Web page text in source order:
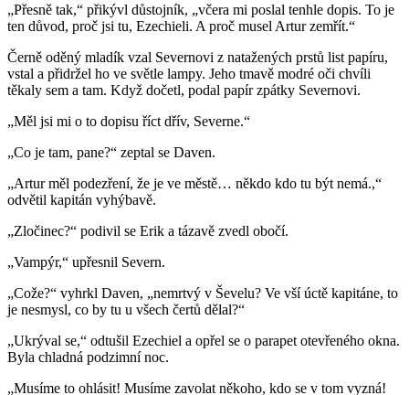
„Přesně tak,“ přikývl důstojník, „včera mi poslal tenhle dopis. To je
ten důvod, proč jsi tu, Ezechieli. A proč musel Artur zemřít.“
Černě oděný mladík vzal Severnovi z natažených prstů list papíru,
vstal a přidržel ho ve světle lampy. Jeho tmavě modré oči chvíli
těkaly sem a tam. Když dočetl, podal papír zpátky Severnovi.
„Měl jsi mi o to dopisu říct dřív, Severne.“
„Co je tam, pane?“ zeptal se Daven.
„Artur měl podezření, že je ve městě… někdo kdo tu být nemá.,“
odvětil kapitán vyhýbavě.
„Zločinec?“ podivil se Erik a tázavě zvedl obočí.
„Vampýr,“ upřesnil Severn.
„Cože?“ vyhrkl Daven, „nemrtvý v Ševelu? Ve vší úctě kapitáne, to
je nesmysl, co by tu u všech čertů dělal?“
„Ukrýval se,“ odtušil Ezechiel a opřel se o parapet otevřeného okna.
Byla chladná podzimní noc.
„Musíme to ohlásit! Musíme zavolat někoho, kdo se v tom vyzná!